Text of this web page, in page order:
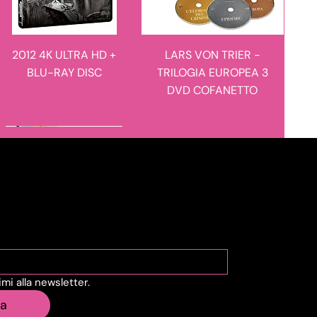
2012 4K ULTRA HD +
BLU-RAY DISC
LARS VON TRIER -
TRILOGIA EUROPEA 3
DVD COFANETTO
novità in arrivo
MANIE-MANIE - I
RACCONTI DEL
novità in arrivo
alla newsletter.